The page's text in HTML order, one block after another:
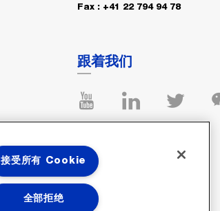
Fax : +41 22 794 94 78
跟着我们
接受所有 Cookie
全部拒绝